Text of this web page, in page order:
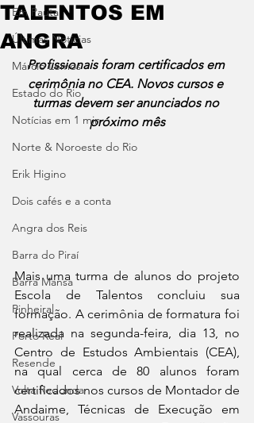
Em Pauta
Últimas Notícias
Márcio Lemos
Estado do Rio
Notícias em 1 min
Norte & Noroeste do Rio
Erik Higino
Dois cafés e a conta
Angra dos Reis
Barra do Piraí
Barra Mansa
Pinheiral
Porto Real
Resende
Volta Redonda
Vassouras
TALENTOS EM
ANGRA
Profissionais foram certificados em
cerimônia no CEA. Novos cursos e
turmas devem ser anunciados no
próximo mês
Mais uma turma de alunos do projeto
Escola de Talentos concluiu sua
formação. A cerimônia de formatura foi
realizada na segunda-feira, dia 13, no
Centro de Estudos Ambientais (CEA),
na qual cerca de 80 alunos foram
certificados nos cursos de Montador de
Andaime, Técnicas de Execução em